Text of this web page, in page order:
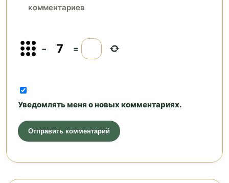
комментариев
− =
Уведомлять меня о новых комментариях.